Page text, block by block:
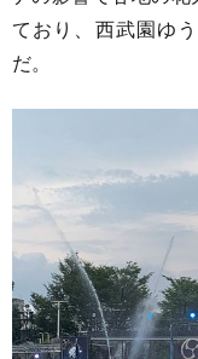
ており、西武園ゆ
だ。